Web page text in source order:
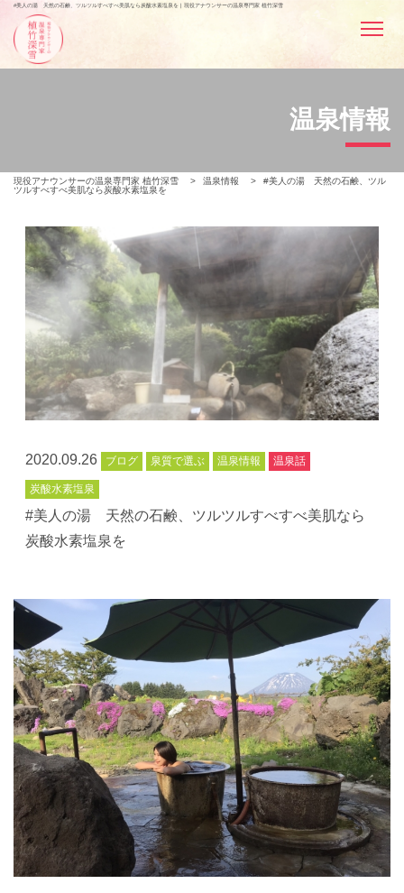
#美人の湯 天然の石鹸、ツルツルすべすべ美肌なら炭酸水素塩泉を | 現役アナウンサーの温泉専門家 植竹深雪
温泉情報
現役アナウンサーの温泉専門家 植竹深雪 > 温泉情報 >
#美人の湯 天然の石鹸、ツル
ツルすべすべ美肌なら炭酸水素塩泉を
2020.09.26 ブログ 泉質で選ぶ 温泉情報 温泉話
炭酸水素塩泉
#美人の湯 天然の石鹸、ツルツルすべすべ美肌なら
炭酸水素塩泉を